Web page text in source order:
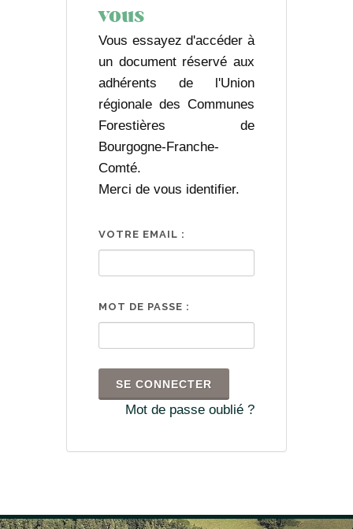
vous
Vous essayez d'accéder à
un document réservé aux
adhérents de l'Union
régionale des Communes
Forestières de
Bourgogne-Franche-
Comté.
Merci de vous identifier.
VOTRE EMAIL :
MOT DE PASSE :
SE CONNECTER
Mot de passe oublié ?